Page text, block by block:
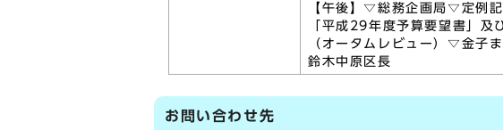
【午後】▽総務企画局▽定例
「平成29年度予算要望書」
（オータムレビュー）▽金子
鈴木中原区長
お問い合わせ先